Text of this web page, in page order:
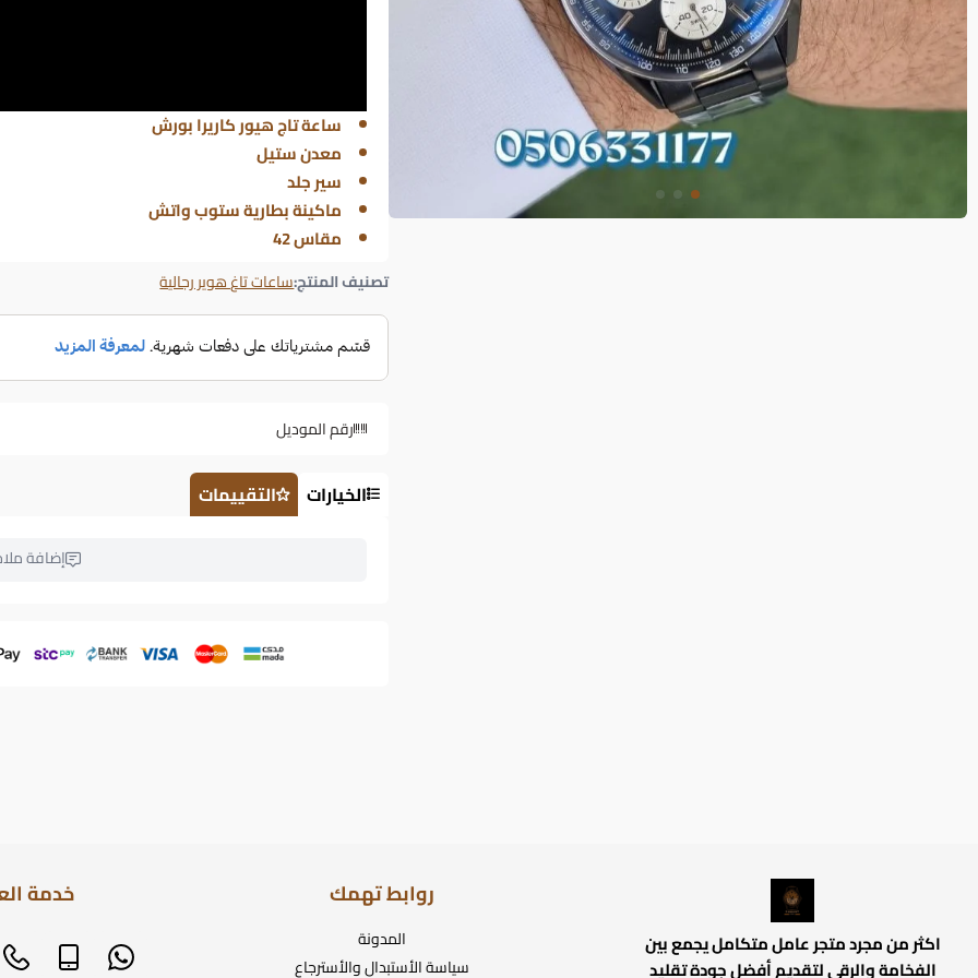
ساعة تاج هيور كاريرا بورش
معدن ستيل
سير جلد
ماكينة بطارية ستوب واتش
مقاس 42
تصنيف المنتج:ساعات تاغ هوير رجالية
رقم الموديل
الخيارات التقييمات
إضافة
اكثر من مجرد متجر عامل متكامل يجمع بين
الفخامة والرقي لتقديم أفضل جودة تقليد
روابط تهمك
المدونة
سياسة الأستبدال والأسترجاع
خدمة